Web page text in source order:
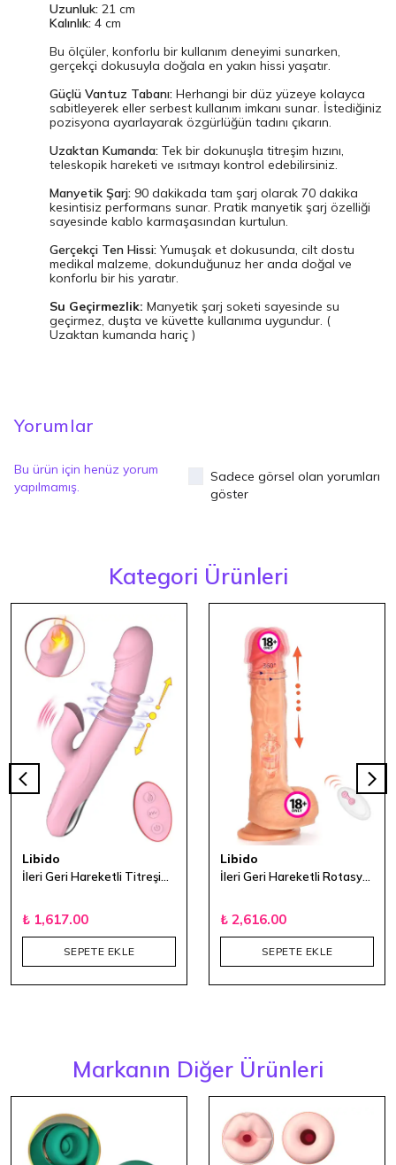
Uzunluk: 21 cm
Kalınlık: 4 cm
Bu ölçüler, konforlu bir kullanım deneyimi sunarken,
gerçekçi dokusuyla doğala en yakın hissi yaşatır.
Güçlü Vantuz Tabanı: Herhangi bir düz yüzeye kolayca
sabitleyerek eller serbest kullanım imkanı sunar. İstediğiniz
pozisyona ayarlayarak özgürlüğün tadını çıkarın.
Uzaktan Kumanda: Tek bir dokunuşla titreşim hızını,
teleskopik hareketi ve ısıtmayı kontrol edebilirsiniz.
Manyetik Şarj: 90 dakikada tam şarj olarak 70 dakika
kesintisiz performans sunar. Pratik manyetik şarj özelliği
sayesinde kablo karmaşasından kurtulun.
Gerçekçi Ten Hissi: Yumuşak et dokusunda, cilt dostu
medikal malzeme, dokunduğunuz her anda doğal ve
konforlu bir his yaratır.
Su Geçirmezlik: Manyetik şarj soketi sayesinde su
geçirmez, duşta ve küvette kullanıma uygundur. (
Uzaktan kumanda hariç )
Yorumlar
Bu ürün için henüz yorum
yapılmamış.
Sadece görsel olan yorumları
göster
Kategori Ürünleri
Libido
₺ 1,617.00
SEPETE EKLE
Libido
₺ 2,616.00
SEPETE EKLE
Markanın Diğer Ürünleri